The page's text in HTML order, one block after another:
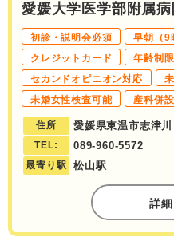
愛媛大学医学部附属
初診・説明会必須 早朝（9
クレジットカード
年齢制
セカンドオピニオン対応
未婚女性検査可能
産科併設
住所 愛媛県東温市志津
TEL: 089-960-5572
最寄り駅 松山駅
詳